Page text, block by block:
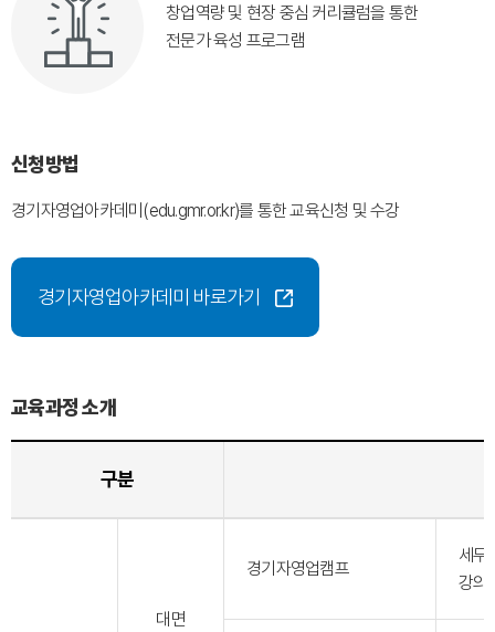
창업역량 및 현장 중심 커리큘럼을 통한
전문가 육성 프로그램
신청방법
경기자영업아카데미(edu.gmr.or.kr)를 통한 교육신청 및 수강
경기자영업아카데미 바로가기
교육과정 소개
구분
대면
경기자영업캠프
세무
강의